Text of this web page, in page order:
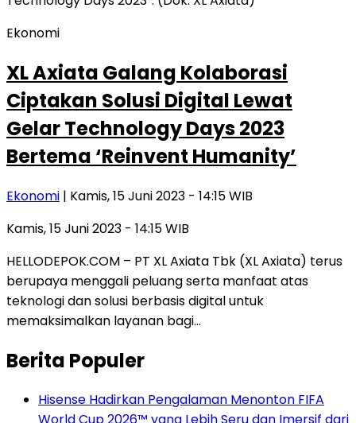
Ekonomi
XL Axiata Galang Kolaborasi
Ciptakan Solusi Digital Lewat
Gelar Technology Days 2023
Bertema ‘Reinvent Humanity’
Ekonomi | Kamis, 15 Juni 2023 - 14:15 WIB
Kamis, 15 Juni 2023 - 14:15 WIB
HELLODEPOK.COM – PT XL Axiata Tbk (XL Axiata) terus
berupaya menggali peluang serta manfaat atas
teknologi dan solusi berbasis digital untuk
memaksimalkan layanan bagi…
Berita Populer
Hisense Hadirkan Pengalaman Menonton FIFA